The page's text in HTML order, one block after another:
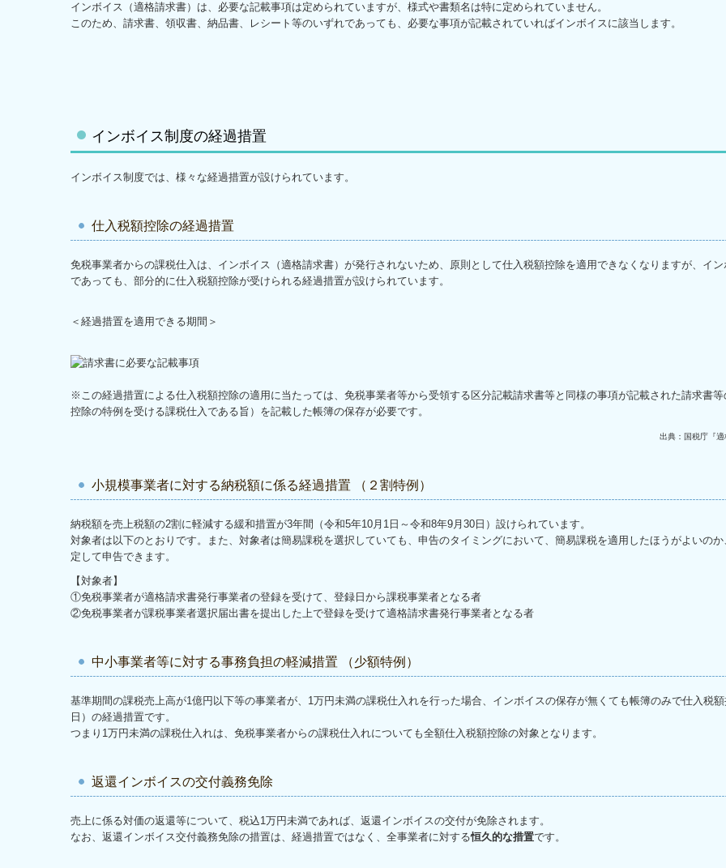
インボイス（適格請求書）は、必要な記載事項は定められていますが、様式や書類名は特に定められていません。
このため、請求書、領収書、納品書、レシート等のいずれであっても、必要な事項が記載されていればインボイスに該当します。
インボイス制度の経過措置
インボイス制度では、様々な経過措置が設けられています。
仕入税額控除の経過措置
免税事業者からの課税仕入は、インボイス（適格請求書）が発行されないため、原則として仕入税額控除を適用できなくなりますが、イ
であっても、部分的に仕入税額控除が受けられる経過措置が設けられています。
＜経過措置を適用できる期間＞
※この経過措置による仕入税額控除の適用に当たっては、免税事業者等から受領する区分記載請求書等と同様の事項が記載された請求書
控除の特例を受ける課税仕入である旨）を記載した帳簿の保存が必要です。
出典：国税庁『
小規模事業者に対する納税額に係る経過措置 （２割特例）
納税額を売上税額の2割に軽減する緩和措置が3年間（令和5年10月1日～令和8年9月30日）設けられています。
対象者は以下のとおりです。また、対象者は簡易課税を選択していても、申告のタイミングにおいて、簡易課税を適用したほうがよいの
定して申告できます。
【対象者】
①免税事業者が適格請求書発行事業者の登録を受けて、登録日から課税事業者となる者
②免税事業者が課税事業者選択届出書を提出した上で登録を受けて適格請求書発行事業者となる者
中小事業者等に対する事務負担の軽減措置 （少額特例）
基準期間の課税売上高が1億円以下等の事業者が、1万円未満の課税仕入れを行った場合、インボイスの保存が無くても帳簿のみで仕入税
日）の経過措置です。
つまり1万円未満の課税仕入れは、免税事業者からの課税仕入れについても全額仕入税額控除の対象となります。
返還インボイスの交付義務免除
売上に係る対価の返還等について、税込1万円未満であれば、返還インボイスの交付が免除されます。
なお、返還インボイス交付義務免除の措置は、経過措置ではなく、全事業者に対する恒久的な措置です。